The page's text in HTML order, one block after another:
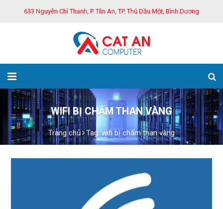
633 Nguyễn Chí Thanh, P. Tân An, TP. Thủ Dầu Một, Bình Dương
WIFI BỊ CHẤM THAN VÀNG
Trang chủ Tag: wifi bị chấm than vàng